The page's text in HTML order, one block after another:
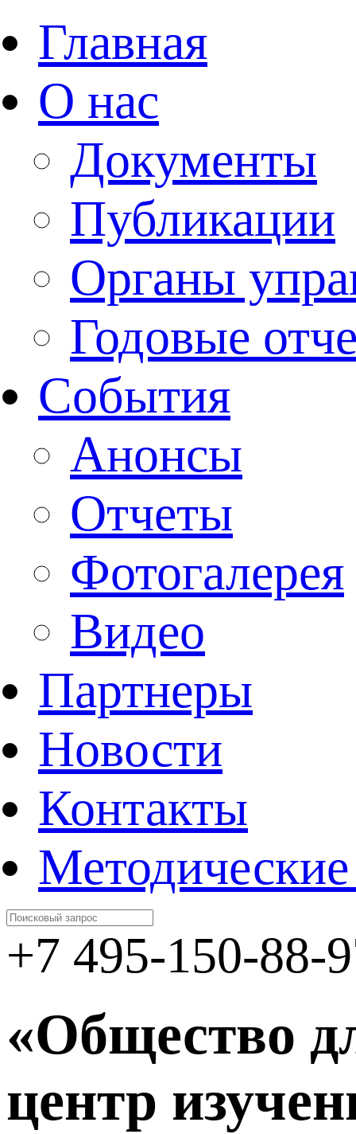
Главная
О нас
Документы
Публикации
Органы
Годовые
События
Анонсы
Отчеты
Фотогалерея
Видео
Партнеры
Новости
Контакты
+7 495-150-88-
«Общество
центр